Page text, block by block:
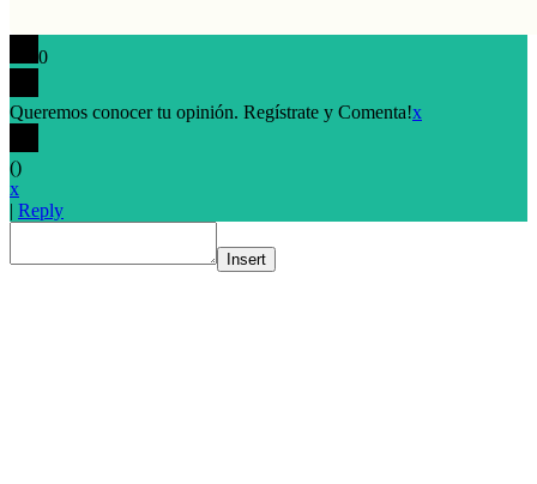
0
Queremos conocer tu opinión. Regístrate y Comenta!x
()
x
| Reply
Insert